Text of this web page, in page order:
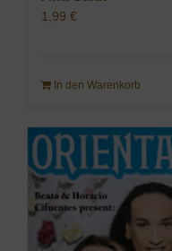
1,99 €
In den Warenkorb